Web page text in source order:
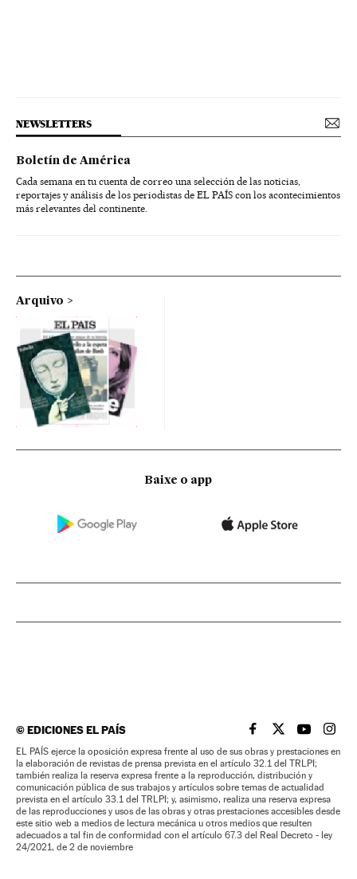
NEWSLETTERS
Boletín de América
Cada semana en tu cuenta de correo una selección de las noticias,
reportajes y análisis de los periodistas de EL PAÍS con los acontecimientos
más relevantes del continente.
Arquivo
Baixe o app
©EDICIONES EL PAÍS EL PAÍS BRASIL EN
EL PAÍSEL PAÍS
EL
EL PAÍS ejerce la oposición expresa frente al uso de sus obras y prestaciones en
la elaboración de revistas de prensa prevista en el artículo 32.1 del TRLPI;
también realiza la reserva expresa frente a la reproducción, distribución y
comunicación pública de sus trabajos y artículos sobre temas de actualidad
prevista en el artículo 33.1 del TRLPI; y, asimismo, realiza una reserva expresa
de las reproducciones y usos de las obras y otras prestaciones accesibles desde
este sitio web a medios de lectura mecánica u otros medios que resulten
adecuados a tal fin de conformidad con el artículo 67.3 del Real Decreto - ley
24/2021, de 2 de noviembre